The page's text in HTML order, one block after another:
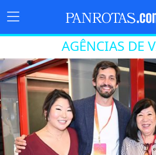
AGÊNCIAS DE